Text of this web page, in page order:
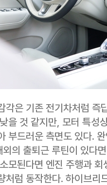
각은 기존 전기차처럼
을 것 같지만, 모터 특성
부드러운 측면도 있다.
의 출퇴근 루틴이 있다
모된다면 엔진 주행과
처럼 동작한다. 하이브리